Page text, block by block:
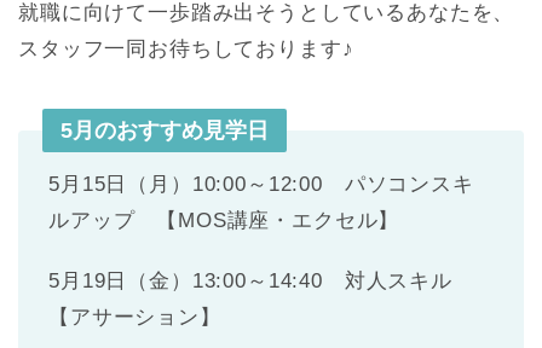
就職に向けて一歩踏み出そうとしているあなたを、
スタッフ一同お待ちしております♪
5月のおすすめ見学日
5月15日（月）10:00～12:00 パソコンスキ
ルアップ 【MOS講座・エクセル】
5月19日（金）13:00～14:40 対人スキル
【アサーション】